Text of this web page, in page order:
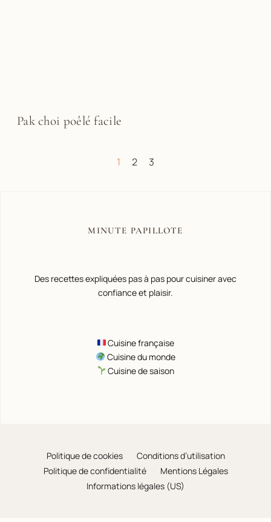
Pak choi poêlé facile
1 2 3
MINUTE PAPILLOTE
Des recettes expliquées pas à pas pour cuisiner avec
confiance et plaisir.
Cuisine française
Cuisine du monde
Cuisine de saison
Politique de cookies
Conditions d’utilisation
Politique de confidentialité
Mentions Légales
Informations légales (US)